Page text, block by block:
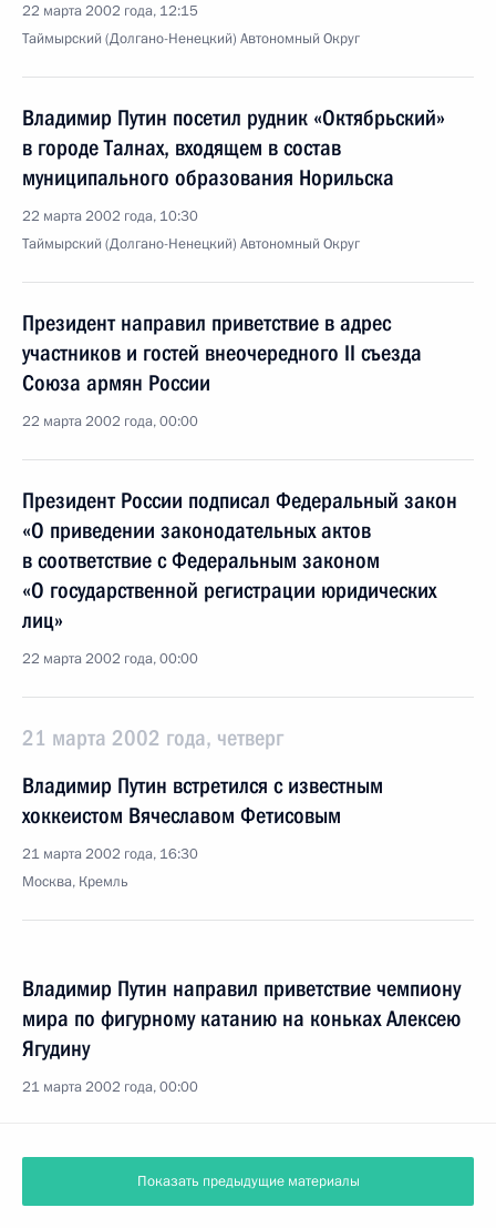
22 марта 2002 года, 12:15
Таймырский (Долгано-Ненецкий) Автономный Округ
Владимир Путин посетил рудник «Октябрьский»
в городе Талнах, входящем в состав
муниципального образования Норильска
22 марта 2002 года, 10:30
Таймырский (Долгано-Ненецкий) Автономный Округ
Президент направил приветствие в адрес
участников и гостей внеочередного II съезда
Союза армян России
22 марта 2002 года, 00:00
Президент России подписал Федеральный закон
«О приведении законодательных актов
в соответствие с Федеральным законом
«О государственной регистрации юридических
лиц»
22 марта 2002 года, 00:00
21 марта 2002 года, четверг
Владимир Путин встретился с известным
хоккеистом Вячеславом Фетисовым
21 марта 2002 года, 16:30
Москва, Кремль
мира по фигурному катанию на коньках Алексею
Ягудину
21 марта 2002 года, 00:00
Владимир Путин провел рабочую встречу